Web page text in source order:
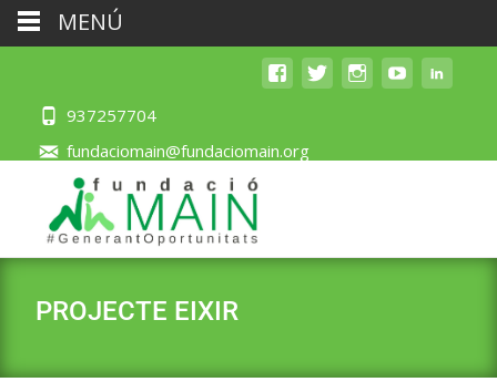
937257704
fundaciomain@fundaciomain.org
PROJECTE EIXIR
MENÚ